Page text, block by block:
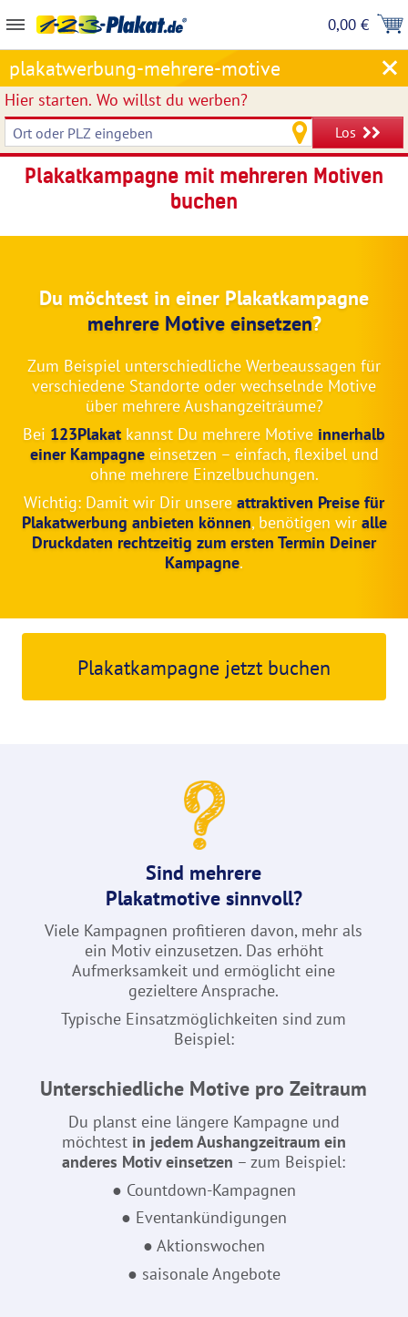
0,00 €
plakatwerbung-mehrere-motive
Hier starten. Wo willst du werben?
Los
Plakatkampagne mit mehreren Motiven
buchen
Du möchtest in einer Plakatkampagne
mehrere Motive einsetzen?
Zum Beispiel unterschiedliche Werbeaussagen für
verschiedene Standorte oder wechselnde Motive
über mehrere Aushangzeiträume?
Bei 123Plakat kannst Du mehrere Motive innerhalb
einer Kampagneeinsetzen – einfach, flexibel und
ohne mehrere Einzelbuchungen.
Wichtig: Damit wir Dir unsere attraktiven Preise für
Plakatwerbung anbieten können, benötigen wir alle
Druckdaten rechtzeitig zum ersten Termin Deiner
Kampagne.
Plakatkampagne jetzt buchen
Sind mehrere
Plakatmotive sinnvoll?
Viele Kampagnen profitieren davon, mehr als
ein Motiv einzusetzen. Das erhöht
Aufmerksamkeit und ermöglicht eine
gezieltere Ansprache.
Typische Einsatzmöglichkeiten sind zum
Beispiel:
Unterschiedliche Motive pro Zeitraum
Du planst eine längere Kampagne und
möchtest in jedem Aushangzeitraum ein
anderes Motiv einsetzen – zum Beispiel:
● Countdown-Kampagnen
● Eventankündigungen
● Aktionswochen
● saisonale Angebote